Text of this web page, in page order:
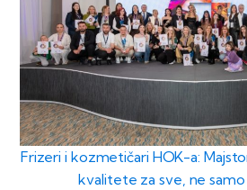
Frizeri i kozmetičari HOK-a:
kvalitete za sve, ne